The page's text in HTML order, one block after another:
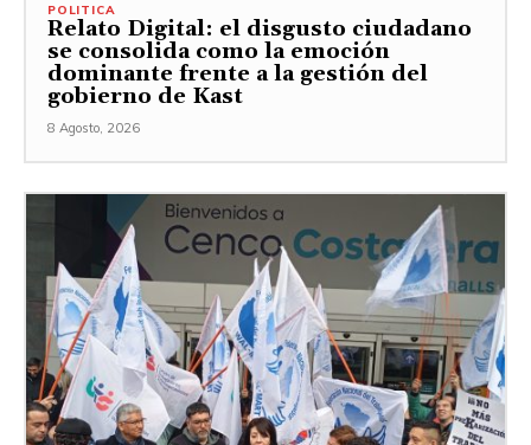
POLITICA
Relato Digital: el disgusto ciudadano
se consolida como la emoción
dominante frente a la gestión del
gobierno de Kast
8 Agosto, 2026